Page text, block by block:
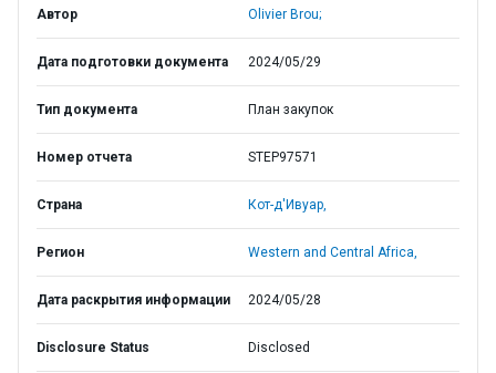
Автор Olivier Brou;
Дата подготовки документа 2024/05/29
Тип документа План закупок
Номер отчета STEP97571
Страна Кот-д'Ивуар,
Регион Western and Central Africa,
Дата раскрытия информации 2024/05/28
Disclosure Status Disclosed